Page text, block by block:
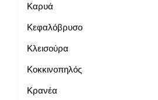
Καρυά
Κεφαλόβρυσο
Κλεισούρα
Κοκκινοπηλός
Κρανέα